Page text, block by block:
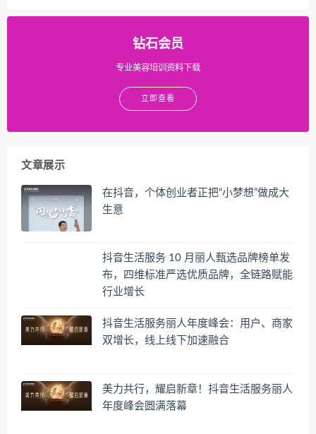
钻石会员
专业美容培训资料下载
立即查看
文章展示
在抖音，个体创业者正把“小梦想”做成大
生意
抖音生活服务 10 月丽人甄选品牌榜单发
布，四维标准严选优质品牌，全链路赋能
行业增长
抖音生活服务丽人年度峰会：用户、商家
双增长，线上线下加速融合
美力共行，耀启新章！抖音生活服务丽人
年度峰会圆满落幕